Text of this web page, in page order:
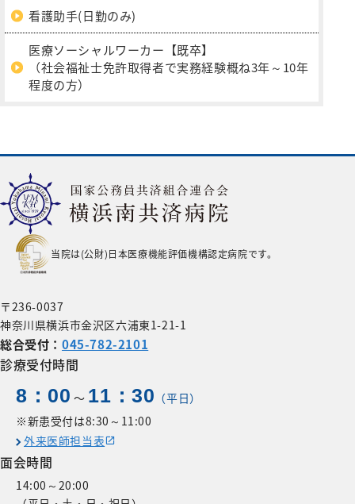
看護助手(日勤のみ)
医療ソーシャルワーカー【既卒】
（社会福祉士免許取得者で実務経験概ね3年～10年
程度の方）
当院は(公財)日本医療機能評価機構認定病院です。
〒236-0037
神奈川県横浜市金沢区六浦東1-21-1
総合受付：045-782-2101
診療受付時間
8：00 〜 11：30 （平日）
※新患受付は8:30～11:00
外来医師担当表
面会時間
14:00～20:00